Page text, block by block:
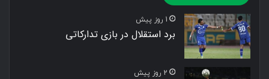
1 روز پیش
برد استقلال در بازی تدارکاتی
2 روز پیش